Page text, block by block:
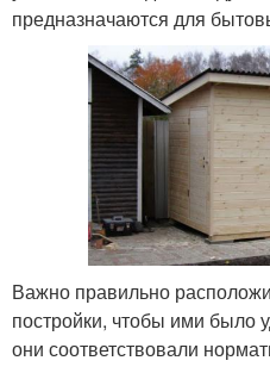
предназначаются для
Важно правильно
постройки, чтобы ими было
они соответствовали